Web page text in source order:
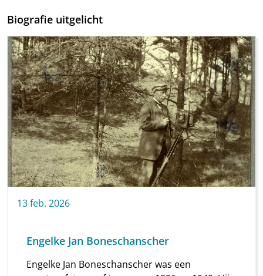
Biografie uitgelicht
13feb. 2026
Engelke Jan Boneschanscher
Engelke Jan Boneschanscher was een